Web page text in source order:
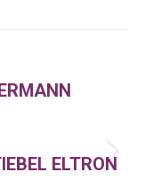
ELTRON